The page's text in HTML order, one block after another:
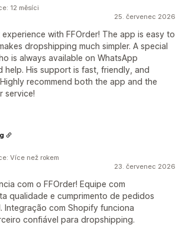
25. červenec 2026
with FFOrder! The app is easy to
dropshipping much simpler. A special
is always available on WhatsApp
help. His support is fast, friendly, and
recommend both the app and the
service!
12 měsíci
23. červenec 2026
com o FFOrder! Equipe com
qualidade e cumprimento de pedidos
Integração com Shopify funciona
confiável para dropshipping.
Více než rokem